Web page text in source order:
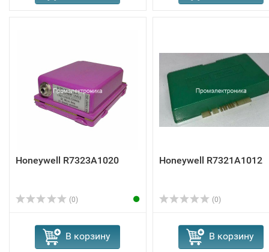
Honeywell R7323A1020
(0)
В корзину
Honeywell R7321A1012
(0)
В корзину